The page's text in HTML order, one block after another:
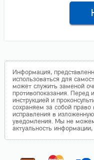
Информация,
использоваться для
может служить заменой
противопоказания. Перед
инструкцией и
сохраняем за собой
исправления в
уведомления. Мы не можем
актуальность